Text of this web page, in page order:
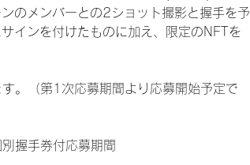
のメンバーとの2ショット撮影と握手を予
インを付けたものに加え、限定のNFTを
。（第1次応募期間より応募開始予定で
握手券付応募期間